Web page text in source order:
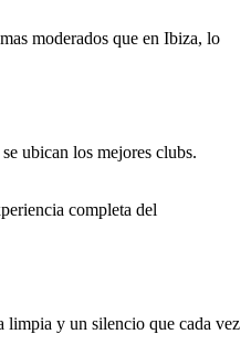
moderados que en Ibiza, lo
ubican los mejores clubs.
completa del
limpia y un silencio que cada vez